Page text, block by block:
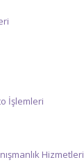
İşlemleri
Hizmetleri